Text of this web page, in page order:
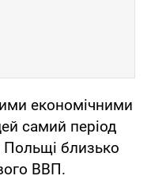
економічними
самий період
Польщі близько
ВВП.